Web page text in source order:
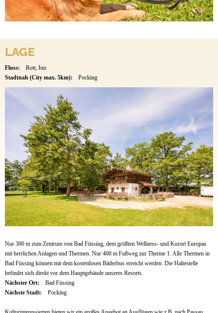
LAGE
Fluss:
Rott, Inn
Stadtnah (City max. 5km):
Pocking
Nur 300 m zum Zentrum von Bad Füssing, dem größten Wellness- und Kurort Europas
mit herrlichen Anlagen und Thermen. Nur 400 m Fußweg zur Therme 1. Alle Thermen in
Bad Füssing können mit dem kostenlosen Bäderbus erreicht werden. Die Haltestelle
befindet sich direkt vor dem Hauptgebäude unseres Resorts.
Nächster Ort:
Bad Füssing
Nächste Stadt:
Pocking